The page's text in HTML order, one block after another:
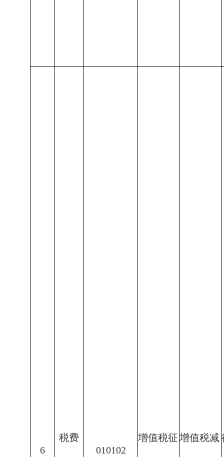
6
税费
010102
增值税征增值税减